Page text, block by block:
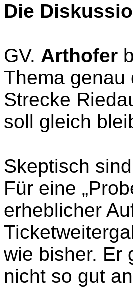
Die
GV. Arthofer
Thema genau
Strecke
soll gleich
Skeptisch
Für eine
erheblicher
wie bisher. Er
nicht so gut